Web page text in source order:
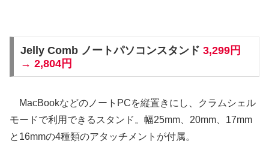
Jelly Comb ノートパソコンスタンド 3,299円
→ 2,804円
MacBookなどのノートPCを縦置きにし、クラムシェル
モードで利用できるスタンド。幅25mm、20mm、17mm
と16mmの4種類のアタッチメントが付属。